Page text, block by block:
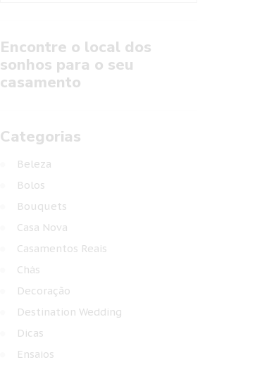
Encontre o local dos
sonhos para o seu
casamento
Categorias
Beleza
Bolos
Bouquets
Casa Nova
Casamentos Reais
Chás
Decoração
Destination Wedding
Dicas
Ensaios